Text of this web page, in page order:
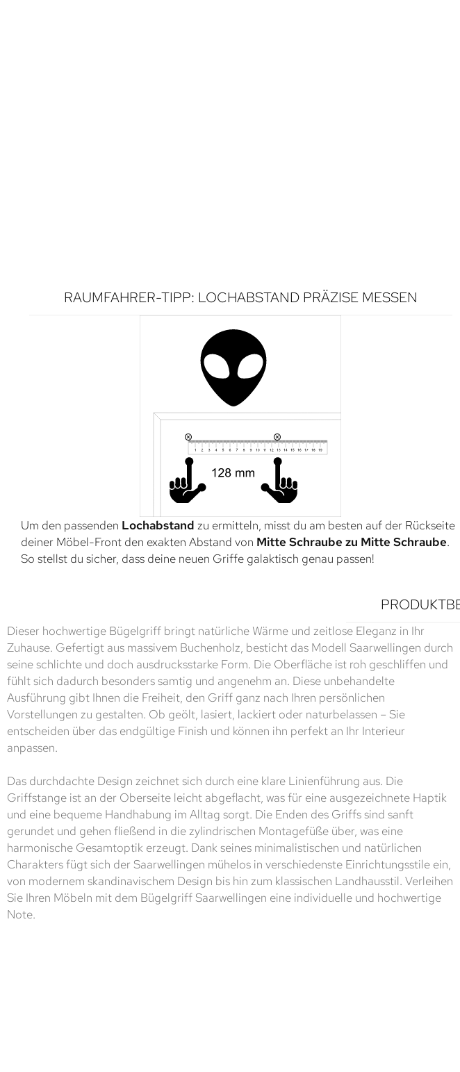
RAUMFAHRER-TIPP: LOCHABSTAND PRÄZISE MESSEN
Um den passenden Lochabstand zu ermitteln, misst du am besten auf der Rückseite
deiner Möbel-Front den exakten Abstand von Mitte Schraube zu Mitte Schraube.
So stellst du sicher, dass deine neuen Griffe galaktisch genau passen!
Dieser hochwertige Bügelgriff bringt natürliche Wärme und zeitlose Eleganz in Ihr
Zuhause. Gefertigt aus massivem Buchenholz, besticht das Modell Saarwellingen durch
seine schlichte und doch ausdrucksstarke Form. Die Oberfläche ist roh geschliffen und
fühlt sich dadurch besonders samtig und angenehm an. Diese unbehandelte
Ausführung gibt Ihnen die Freiheit, den Griff ganz nach Ihren persönlichen
Vorstellungen zu gestalten. Ob geölt, lasiert, lackiert oder naturbelassen – Sie
entscheiden über das endgültige Finish und können ihn perfekt an Ihr Interieur
anpassen.
Das durchdachte Design zeichnet sich durch eine klare Linienführung aus. Die
Griffstange ist an der Oberseite leicht abgeflacht, was für eine ausgezeichnete Haptik
und eine bequeme Handhabung im Alltag sorgt. Die Enden des Griffs sind sanft
gerundet und gehen fließend in die zylindrischen Montagefüße über, was eine
harmonische Gesamtoptik erzeugt. Dank seines minimalistischen und natürlichen
Charakters fügt sich der Saarwellingen mühelos in verschiedenste Einrichtungsstile ein,
von modernem skandinavischem Design bis hin zum klassischen Landhausstil. Verleihen
Sie Ihren Möbeln mit dem Bügelgriff Saarwellingen eine individuelle und hochwertige
Note.